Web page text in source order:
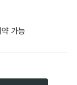
가능